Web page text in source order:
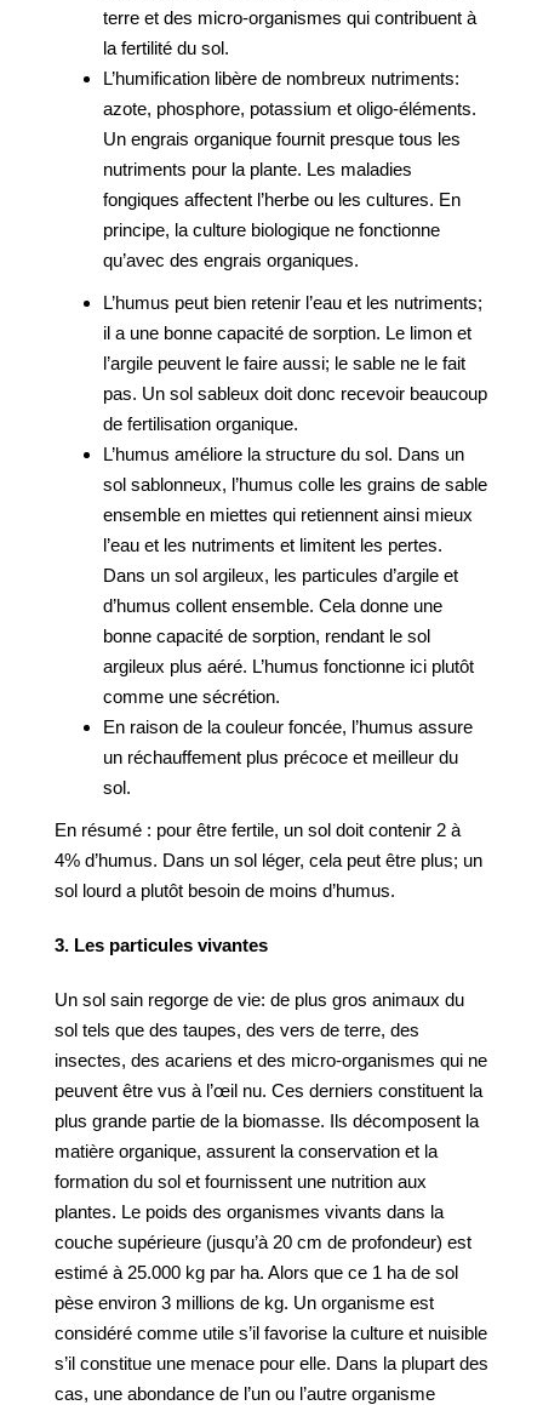
terre et des micro-organismes qui contribuent à
la fertilité du sol.
L’humification libère de nombreux nutriments:
azote, phosphore, potassium et oligo-éléments.
Un engrais organique fournit presque tous les
nutriments pour la plante. Les maladies
fongiques affectent l’herbe ou les cultures. En
principe, la culture biologique ne fonctionne
qu’avec des engrais organiques.
L’humus peut bien retenir l’eau et les nutriments;
il a une bonne capacité de sorption. Le limon et
l’argile peuvent le faire aussi; le sable ne le fait
pas. Un sol sableux doit donc recevoir beaucoup
de fertilisation organique.
L’humus améliore la structure du sol. Dans un
sol sablonneux, l’humus colle les grains de sable
ensemble en miettes qui retiennent ainsi mieux
l’eau et les nutriments et limitent les pertes.
Dans un sol argileux, les particules d’argile et
d’humus collent ensemble. Cela donne une
bonne capacité de sorption, rendant le sol
argileux plus aéré. L’humus fonctionne ici plutôt
comme une sécrétion.
En raison de la couleur foncée, l’humus assure
un réchauffement plus précoce et meilleur du
sol.
En résumé : pour être fertile, un sol doit contenir 2 à
4% d’humus. Dans un sol léger, cela peut être plus; un
sol lourd a plutôt besoin de moins d’humus.
3. Les particules vivantes
Un sol sain regorge de vie: de plus gros animaux du
sol tels que des taupes, des vers de terre, des
insectes, des acariens et des micro-organismes qui ne
peuvent être vus à l’œil nu. Ces derniers constituent la
plus grande partie de la biomasse. Ils décomposent la
matière organique, assurent la conservation et la
formation du sol et fournissent une nutrition aux
plantes. Le poids des organismes vivants dans la
couche supérieure (jusqu’à 20 cm de profondeur) est
estimé à 25.000 kg par ha. Alors que ce 1 ha de sol
pèse environ 3 millions de kg. Un organisme est
considéré comme utile s’il favorise la culture et nuisible
s’il constitue une menace pour elle. Dans la plupart des
cas, une abondance de l’un ou l’autre organisme